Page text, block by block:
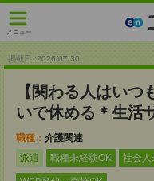
メニュー
掲載日 :2026/07/30
【関わる人はい
いで休める＊生活
職種： 介護関連
派遣
職種未経験OK 社会人